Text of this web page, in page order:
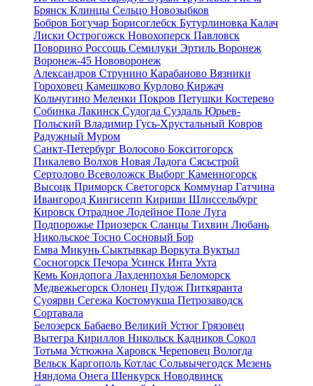
Брянск Клинцы Сельцо Новозыбков
Бобров Богучар Борисоглебск Бутурлиновка Калач
Лиски Острогожск Новохоперск Павловск
Поворино Россошь Семилуки Эртиль Воронеж
Воронеж-45 Нововоронеж
Александров Струнино Карабаново Вязники
Гороховец Камешково Курлово Киржач
Кольчугино Меленки Покров Петушки Костерево
Собинка Лакинск Судогда Суздаль Юрьев-
Польский Владимир Гусь-Хрустальный Ковров
Радужный Муром
Санкт-Петербург Волосово Бокситогорск
Пикалево Волхов Новая Ладога Сясьстрой
Сертолово Всеволожск Выборг Каменногорск
Высоцк Приморск Светогорск Коммунар Гатчина
Ивангород Кингисепп Кириши Шлиссельбург
Кировск Отрадное Лодейное Поле Луга
Подпорожье Приозерск Сланцы Тихвин Любань
Никольское Тосно Сосновый Бор
Емва Микунь Сыктывкар Воркута Вуктыл
Сосногорск Печора Усинск Инта Ухта
Кемь Кондопога Лахденпохья Беломорск
Медвежьегорск Олонец Пудож Питкяранта
Суоярви Сегежа Костомукша Петрозаводск
Сортавала
Белозерск Бабаево Великий Устюг Грязовец
Вытегра Кириллов Никольск Кадников Сокол
Тотьма Устюжна Харовск Череповец Вологда
Вельск Каргополь Котлас Сольвычегодск Мезень
Няндома Онега Шенкурск Новодвинск